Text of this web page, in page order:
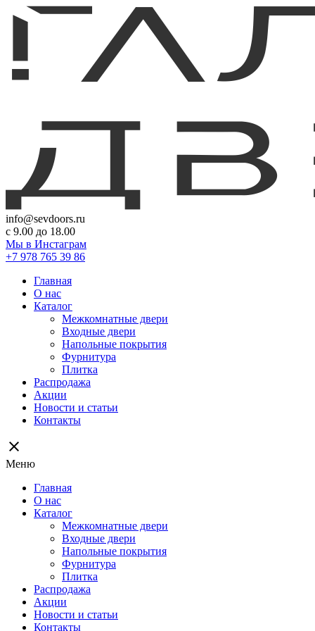
info@sevdoors.ru
c 9.00 до 18.00
Мы в Инстаграм
+7 978 765 39 86
Главная
О нас
Каталог
Межкомнатные двери
Входные двери
Напольные покрытия
Фурнитура
Плитка
Распродажа
Акции
Новости и статьи
Контакты
close
Меню
Главная
О нас
Каталог
Межкомнатные двери
Входные двери
Напольные покрытия
Фурнитура
Плитка
Распродажа
Акции
Новости и статьи
Контакты